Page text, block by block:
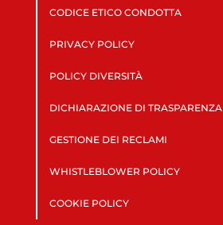
CODICE ETICO CONDOTTA
PRIVACY POLICY
POLICY DIVERSITÀ
DICHIARAZIONE DI TRASPARENZA
GESTIONE DEI RECLAMI
WHISTLEBLOWER POLICY
COOKIE POLICY